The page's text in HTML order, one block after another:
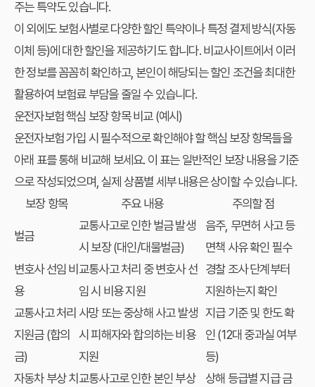
주는 특약도 있습니다.
이 외에도 보험사별로 다양한 할인 특약이나 특정 결제 방식(자동
이체 등)에 대한 할인을 제공하기도 합니다. 비교사이트에서 이러
한 정보를 꼼꼼히 확인하고, 본인이 해당되는 할인 조건을 최대한
활용하여 보험료 부담을 줄일 수 있습니다.
운전자보험 핵심 보장 항목 비교 (예시)
운전자보험 가입 시 필수적으로 확인해야 할 핵심 보장 항목들을
아래 표를 통해 비교해 보세요. 이 표는 일반적인 보장 내용을 기준
으로 작성되었으며, 실제 상품별 세부 내용은 상이할 수 있습니다.
보장 항목
주요 내용 주의할 점
벌금
교통사고로 인한 벌금 발생
시 보장 (대인/대물벌금)
음주, 무면허 사고 등
면책 사유 확인 필수
변호사 선임 비
용
교통사고 처리 중 변호사 선
임 시 비용 지원
경찰 조사 단계부터
지원하는지 확인
교통사고 처리
지원금 (합의
금)
사망 또는 중상해 사고 발생
시 피해자와 합의하는 비용
지원
지급 기준 및 한도 확
인 (12대 중과실 여부
등)
자동차 부상 치 교통사고로 인한 본인 부상
상해 등급별 지급 금